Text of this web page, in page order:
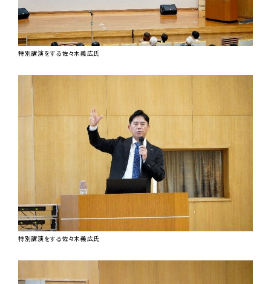
特別講演をする佐々木義広氏
特別講演をする佐々木義広氏